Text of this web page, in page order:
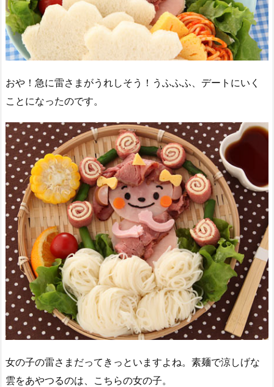
おや！急に雷さまがうれしそう！うふふふ、デートにいく
ことになったのです。
女の子の雷さまだってきっといますよね。素麺で涼しげな
雲をあやつるのは、こちらの女の子。